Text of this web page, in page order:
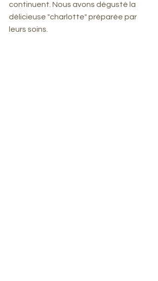
continuent. Nous avons dégusté la
délicieuse "charlotte" préparée par
leurs soins.